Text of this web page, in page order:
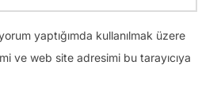
yaptığımda kullanılmak üzere
ve web site adresimi bu tarayıcıya